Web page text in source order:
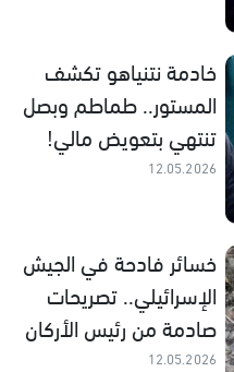
خادمة نتنياهو تكشف
المستور.. طماطم وبصل
تنتهي بتعويض مالي!
12.05.2026
خسائر فادحة في الجيش
الإسرائيلي.. تصريحات
صادمة من رئيس الأركان
12.05.2026